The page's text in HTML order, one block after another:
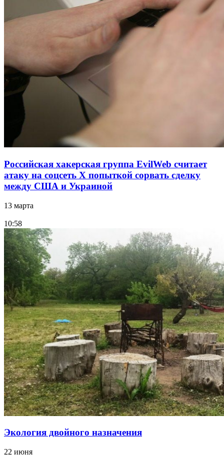
Российская хакерская группа EvilWeb считает
атаку на соцсеть Х попыткой сорвать сделку
между США и Украиной
13 марта
10:58
Экология двойного назначения
22 июня